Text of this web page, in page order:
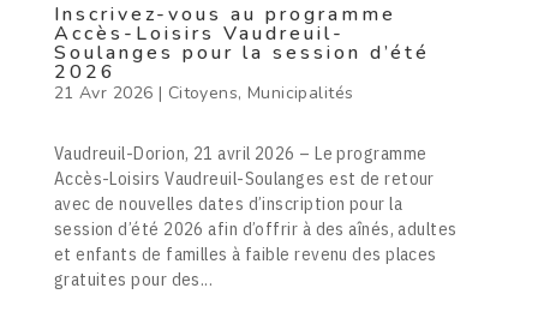
Inscrivez-vous au programme
Accès-Loisirs Vaudreuil-
Soulanges pour la session d’été
2026
21 Avr 2026 | Citoyens, Municipalités
Vaudreuil-Dorion, 21 avril 2026 – Le programme
Accès-Loisirs Vaudreuil-Soulanges est de retour
avec de nouvelles dates d’inscription pour la
session d’été 2026 afin d’offrir à des aînés, adultes
et enfants de familles à faible revenu des places
gratuites pour des...